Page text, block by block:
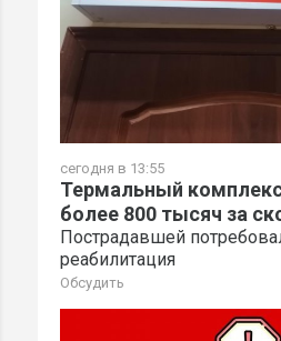
сегодня в 13:55
Термальный
более 800 тысяч за
Пострадавшей
реабилитация
Обсудить